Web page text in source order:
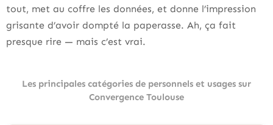
tout, met au coffre les données, et donne l’impression
grisante d’avoir dompté la paperasse. Ah, ça fait
presque rire — mais c’est vrai.
Les principales catégories de personnels et usages sur
Convergence Toulouse